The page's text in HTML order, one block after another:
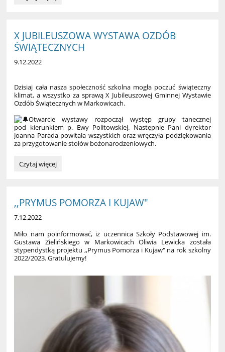
X JUBILEUSZOWA WYSTAWA OZDÓB
ŚWIĄTECZNYCH
9.12.2022
Dzisiaj cała nasza społeczność szkolna mogła poczuć świąteczny
klimat, a wszystko za sprawą X Jubileuszowej Gminnej Wystawie
Ozdób Świątecznych w Markowicach.
Otwarcie wystawy rozpoczął występ grupy tanecznej
pod kierunkiem p. Ewy Politowskiej. Następnie Pani dyrektor
Joanna Parada powitała wszystkich oraz wręczyła podziękowania
za przygotowanie stołów bożonarodzeniowych.
X
ŚWIĄTECZNYCH
:
Czytaj więcej
,,PRYMUS POMORZA I KUJAW"
7.12.2022
Miło nam poinformować, iż uczennica Szkoły Podstawowej im.
Gustawa Zielińskiego w Markowicach Oliwia Lewicka została
stypendystką projektu ,,Prymus Pomorza i Kujaw" na rok szkolny
2022/2023. Gratulujemy!